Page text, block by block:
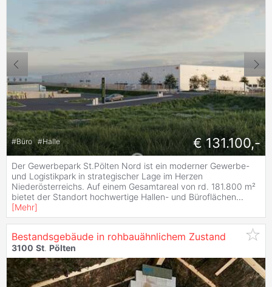
#Büro #Halle € 131.100,-
Der Gewerbepark St.Pölten Nord ist ein moderner Gewerbe-
und Logistikpark in strategischer Lage im Herzen
Niederösterreichs. Auf einem Gesamtareal von rd. 181.800 m²
bietet der Standort hochwertige Hallen- und Büroflächen...
[Mehr]
Bestandsgebäude in rohbauähnlichem Zustand
3100 St. Pölten